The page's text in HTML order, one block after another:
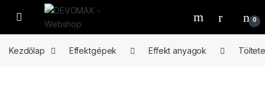
Ugrás a navigációhoz
Ugrás a tartalomhoz
Open 0
Kezdőlap Effektgépek Effekt anyagok